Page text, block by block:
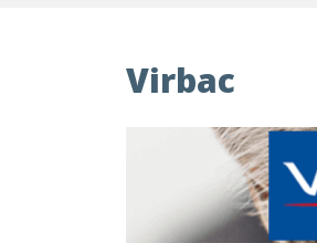
Virbac